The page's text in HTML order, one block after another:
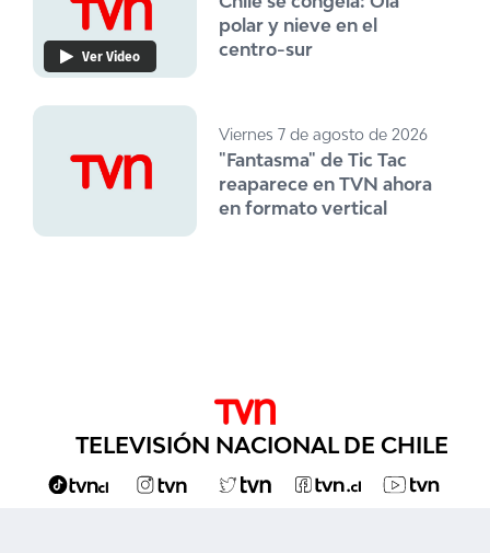
Ver Video
polar y nieve en el
centro-sur
Viernes 7 de agosto de 2026
"Fantasma" de Tic Tac
reaparece en TVN ahora
en formato vertical
TELEVISIÓN NACIONAL DE CHILE